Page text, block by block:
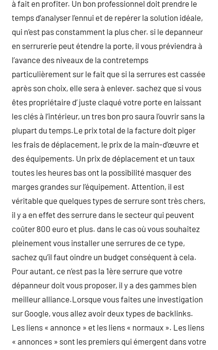
à fait en profiter. Un bon professionnel doit prendre le
temps d’analyser l’ennui et de repérer la solution idéale,
qui n’est pas constamment la plus cher. si le depanneur
en serrurerie peut étendre la porte, il vous préviendra à
l’avance des niveaux de la contretemps
particulièrement sur le fait que si la serrures est cassée
après son choix, elle sera à enlever. sachez que si vous
êtes propriétaire d’ juste claqué votre porte en laissant
les clés à l’intérieur, un tres bon pro saura l’ouvrir sans la
plupart du temps.Le prix total de la facture doit piger
les frais de déplacement, le prix de la main-d’œuvre et
des équipements. Un prix de déplacement et un taux
toutes les heures bas ont la possibilité masquer des
marges grandes sur l’équipement. Attention, il est
véritable que quelques types de serrure sont très chers,
il y a en effet des serrure dans le secteur qui peuvent
coûter 800 euro et plus. dans le cas où vous souhaitez
pleinement vous installer une serrures de ce type,
sachez qu’il faut oindre un budget conséquent à cela.
Pour autant, ce n’est pas la 1ère serrure que votre
dépanneur doit vous proposer, il y a des gammes bien
meilleur alliance.Lorsque vous faites une investigation
sur Google, vous allez avoir deux types de backlinks.
Les liens « annonce » et les liens « normaux ». Les liens
« annonces » sont les premiers qui émergent dans votre